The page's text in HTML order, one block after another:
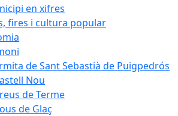
en xifres
fires i cultura popular
de Sant Sebastià de Puigpedrós
Nou
de Terme
de Glaç